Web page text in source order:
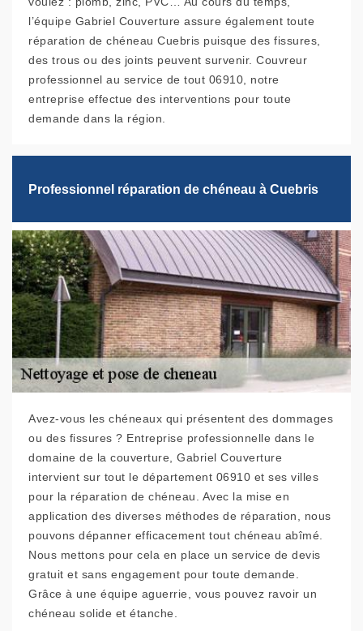
l’équipe Gabriel Couverture assure également toute
réparation de chéneau Cuebris puisque des fissures,
des trous ou des joints peuvent survenir. Couvreur
professionnel au service de tout 06910, notre
entreprise effectue des interventions pour toute
demande dans la région.
Professionnel réparation de chéneau à Cuebris
Avez-vous les chéneaux qui présentent des dommages
ou des fissures ? Entreprise professionnelle dans le
domaine de la couverture, Gabriel Couverture
intervient sur tout le département 06910 et ses villes
pour la réparation de chéneau. Avec la mise en
application des diverses méthodes de réparation, nous
pouvons dépanner efficacement tout chéneau abîmé.
Nous mettons pour cela en place un service de devis
gratuit et sans engagement pour toute demande.
Grâce à une équipe aguerrie, vous pouvez ravoir un
chéneau solide et étanche.